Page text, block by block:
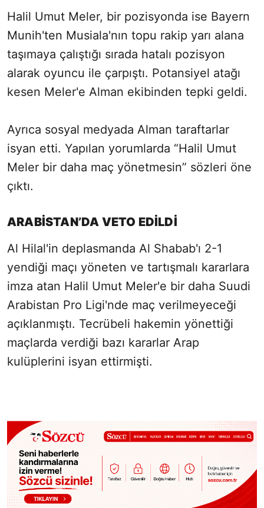
Halil Umut Meler, bir pozisyonda ise Bayern
Munih'ten Musiala'nın topu rakip yarı alana
taşımaya çalıştığı sırada hatalı pozisyon
alarak oyuncu ile çarpıştı. Potansiyel atağı
kesen Meler'e Alman ekibinden tepki geldi.
Ayrıca sosyal medyada Alman taraftarlar
isyan etti. Yapılan yorumlarda “Halil Umut
Meler bir daha maç yönetmesin” sözleri öne
çıktı.
ARABİSTAN’DA VETO EDİLDİ
Al Hilal'in deplasmanda Al Shabab'ı 2-1
yendiği maçı yöneten ve tartışmalı kararlara
imza atan Halil Umut Meler'e bir daha Suudi
Arabistan Pro Ligi'nde maç verilmeyeceği
açıklanmıştı. Tecrübeli hakemin yönettiği
maçlarda verdiği bazı kararlar Arap
kulüplerini isyan ettirmişti.